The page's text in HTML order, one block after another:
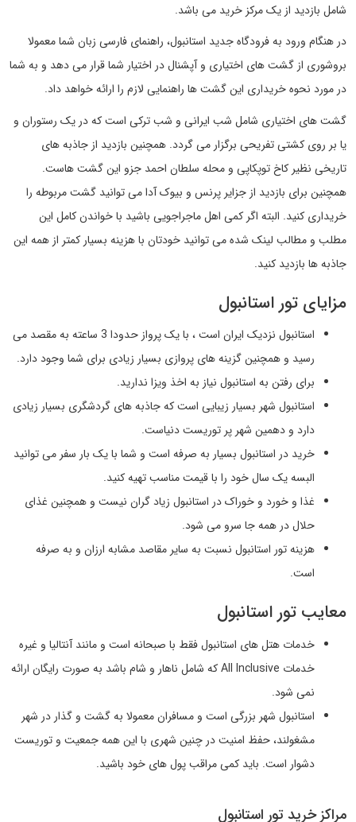
شامل بازدید از یک مرکز خرید می باشد.
در هنگام ورود به فرودگاه جدید استانبول، راهنمای فارسی زبان شما معمولا
بروشوری از گشت های اختیاری و آپشنال در اختیار شما قرار می دهد و به شما
در مورد نحوه خریداری این گشت ها راهنمایی لازم را ارائه خواهد داد.
گشت های اختیاری شامل شب ایرانی و شب ترکی است که در یک رستوران و
یا بر روی کشتی تفریحی برگزار می گردد. همچنین بازدید از جاذبه های
تاریخی نظیر کاخ توپکاپی و محله سلطان احمد جزو این گشت هاست.
همچنین برای بازدید از جزایر پرنس و بیوک آدا می توانید گشت مربوطه را
خریداری کنید. البته اگر کمی اهل ماجراجویی باشید با خواندن کامل این
مطلب و مطالب لینک شده می توانید خودتان با هزینه بسیار کمتر از همه این
جاذبه ها بازدید کنید.
مزایای تور استانبول
استانبول نزدیک ایران است ، با یک پرواز حدودا 3 ساعته به مقصد می
رسید و همچنین گزینه های پروازی بسیار زیادی برای شما وجود دارد.
برای رفتن به استانبول نیاز به اخذ ویزا ندارید.
استانبول شهر بسیار زیبایی است که جاذبه های گردشگری بسیار زیادی
دارد و دهمین شهر پر توریست دنیاست.
خرید در استانبول بسیار به صرفه است و شما با یک بار سفر می توانید
البسه یک سال خود را با قیمت مناسب تهیه کنید.
غذا و خورد و خوراک در استانبول زیاد گران نیست و همچنین غذای
حلال در همه جا سرو می شود.
هزینه تور استانبول نسبت به سایر مقاصد مشابه ارزان و به صرفه
است.
معایب تور استانبول
خدمات هتل های استانبول فقط با صبحانه است و مانند آنتالیا و غیره
خدمات All Inclusive که شامل ناهار و شام باشد به صورت رایگان ارائه
نمی شود.
استانبول شهر بزرگی است و مسافران معمولا به گشت و گذار در شهر
مشغولند، حفظ امنیت در چنین شهری با این همه جمعیت و توریست
دشوار است. باید کمی مراقب پول های خود باشید.
مراکز خرید تور استانبول